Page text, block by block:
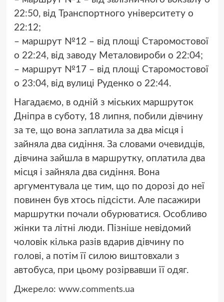
22:50, від Транспортного університету о
22:12;
– маршрут №12 – від площі Старомостової
о 22:24, від заводу Металовироби о 22:04;
– маршрут №17 – від площі Старомостової
о 23:04, від вулиці Руденко о 22:44.
Нагадаємо, в одній з міських маршруток
Дніпра в суботу, 18 липня, побили дівчину
за те, що вона заплатила за два місця і
зайняла два сидіння. За словами очевидців,
дівчина зайшла в маршрутку, оплатила два
місця і зайняла два сидіння. Вона
аргументувала це тим, що по дорозі до неї
повинен був хтось підсісти. Але пасажири
маршрутки почали обурюватися. Особливо
жінки та літні люди. Пізніше невідомий
чоловік кілька разів вдарив дівчину по
голові, а потім її силою виштовхали з
автобуса, при цьому розірвавши її одяг.
Джерело: www.comments.ua